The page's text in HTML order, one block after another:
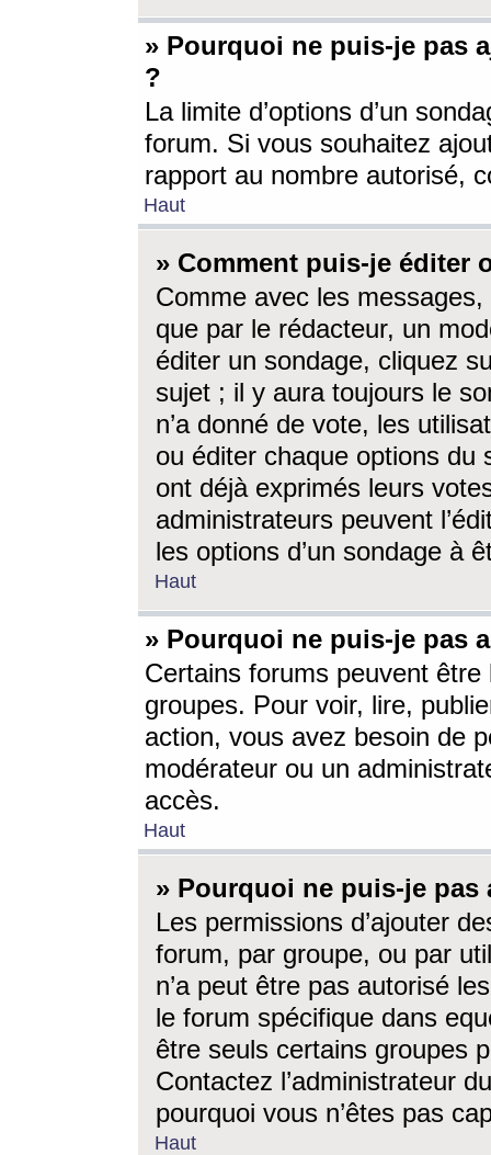
» Pourquoi ne puis-je pas
?
La limite d’options d’un
forum. Si vous souhaitez
rapport au nombre autorisé,
Haut
» Comment puis-je éditer
Comme avec les
que par le rédacteur, un
éditer un sondage, cliquez
sujet ; il y aura toujours le
n’a donné de vote, les
ou éditer chaque options du
ont déjà exprimés leurs
administrateurs peuvent
les options d’un sondage à
Haut
» Pourquoi ne puis-je pas
Certains forums peuvent être
groupes. Pour voir, lire,
action, vous avez besoin de
modérateur ou un
accès.
Haut
» Pourquoi ne puis-je
Les permissions d’ajouter
forum, par groupe, ou par
n’a peut être pas autorisé
le forum spécifique dans
être seuls certains groupes
Contactez l’administrateur
pourquoi vous n’êtes pas
Haut